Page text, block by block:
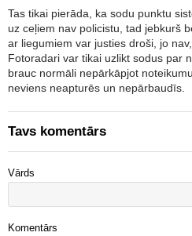
Tas tikai pierāda, ka sodu punktu
uz ceļiem nav policistu, tad jebkurš
ar liegumiem var justies droši, jo
Fotoradari var tikai uzlikt sodus par
brauc normāli nepārkāpjot
neviens neapturēs un nepārbaudīs.
Tavs komentārs
Vārds
Komentārs